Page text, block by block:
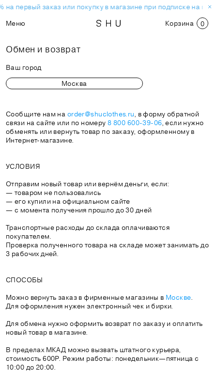
на первый заказ или покупку в магазине при подписке на
Меню
Корзина 0
Обмен и возврат
Ваш город
Сообщите нам на order@shuclothes.ru, в форму обратной
связи на сайте или по номеру8 800 600-39-06, если нужно
обменять или вернуть товар по заказу, оформленному в
Интернет-магазине.
УСЛОВИЯ
Отправим новый товар или вернём деньги, если:
— товаром не пользовались
— его купили на официальном сайте
— с момента получения прошло до 30 дней
Транспортные расходы до склада оплачиваются
покупателем.
Проверка полученного товара на складе может занимать до
3 рабочих дней.
СПОСОБЫ
Можно вернуть заказ в фирменные магазины в Москве.
Для оформления нужен электронный чек и бирки.
Для обмена нужно оформить возврат по заказу и оплатить
новый товар в магазине.
В пределах МКАД можно вызвать штатного курьера,
стоимость 600Р. Режим работы: понедельник—пятница с
10:00 до 20:00.